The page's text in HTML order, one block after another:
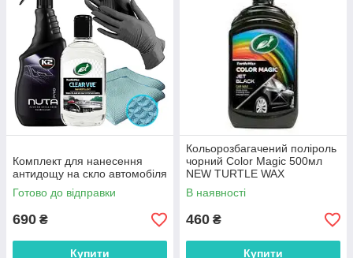
Комплект для нанесення
антидощу на скло автомобіля
Готово до відправки
690 ₴
Купити
Кольорозбагачений поліроль
чорний Color Magic 500мл
NEW TURTLE WAX
В наявності
460 ₴
Купити